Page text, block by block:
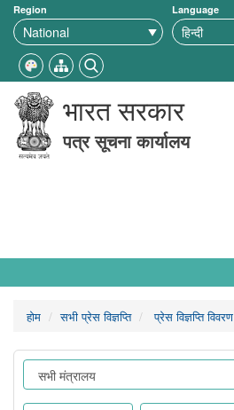
Region Language
भारत सरकार
पत्र सूचना कार्यालय
होम सभी प्रेस विज्ञप्ति प्रेस विज्ञप्ति विवरण